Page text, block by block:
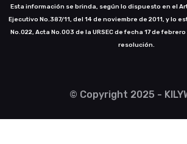
Esta información se brinda, según lo dispuesto en el
Ejecutivo No.387/11, del 14 de noviembre de 2011, y lo
No.022, Acta No.003 de la URSEC de fecha 17 de
resolución.
© Copyright 2025 -